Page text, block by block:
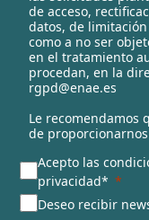
c
t
e
d
de acceso,
datos, de
como a no ser
en el tratamiento
procedan, en la
rgpd@enae.es
Le recomendamos
de
Acepto las
privacidad*
Deseo recibir